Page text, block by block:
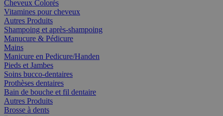
Cheveux Colorés
Vitamines pour cheveux
Autres Produits
Shampoing et après-shampoing
Manucure & Pédicure
Mains
Manicure en Pedicure/Handen
Pieds et Jambes
Soins bucco-dentaires
Prothèses dentaires
Bain de bouche et fil dentaire
Autres Produits
Brosse à dents